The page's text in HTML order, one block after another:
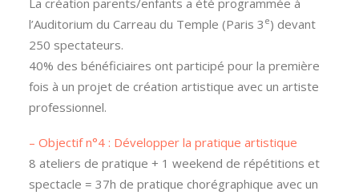
l’Auditorium du Carreau du Temple (Paris 3 e) devant
250 spectateurs.
40% des bénéficiaires ont participé pour la première
fois à un projet de création artistique avec un artiste
professionnel.
– Objectif n°4 : Développer la pratique artistique
8 ateliers de pratique + 1 weekend de répétitions et
spectacle = 37h de pratique chorégraphique avec un